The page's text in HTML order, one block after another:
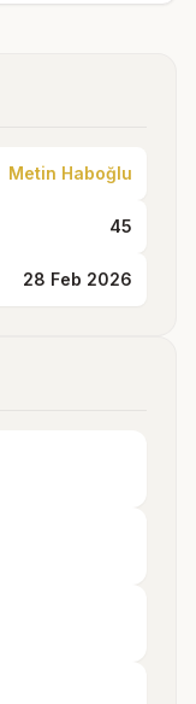
Metin Haboğlu
45
28 Feb 2026